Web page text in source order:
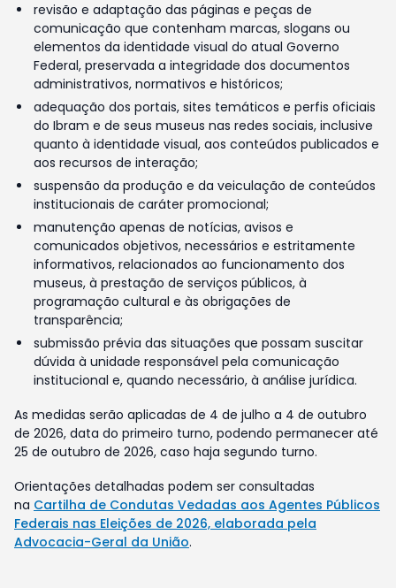
revisão e adaptação das páginas e peças de
comunicação que contenham marcas, slogans ou
elementos da identidade visual do atual Governo
Federal, preservada a integridade dos documentos
administrativos, normativos e históricos;
adequação dos portais, sites temáticos e perfis oficiais
do Ibram e de seus museus nas redes sociais, inclusive
quanto à identidade visual, aos conteúdos publicados e
aos recursos de interação;
suspensão da produção e da veiculação de conteúdos
institucionais de caráter promocional;
manutenção apenas de notícias, avisos e
comunicados objetivos, necessários e estritamente
informativos, relacionados ao funcionamento dos
museus, à prestação de serviços públicos, à
programação cultural e às obrigações de
transparência;
submissão prévia das situações que possam suscitar
dúvida à unidade responsável pela comunicação
institucional e, quando necessário, à análise jurídica.
As medidas serão aplicadas de 4 de julho a 4 de outubro
de 2026, data do primeiro turno, podendo permanecer até
25 de outubro de 2026, caso haja segundo turno.
Orientações detalhadas podem ser consultadas
na Cartilha de Condutas Vedadas aos Agentes Públicos
Federais nas Eleições de 2026, elaborada pela
Advocacia-Geral da União.